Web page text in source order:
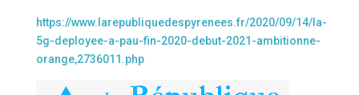
https://www.larepubliquedespyrenees.fr/2020/09/14/la-
5g-deployee-a-pau-fin-2020-debut-2021-ambitionne-
orange,2736011.php